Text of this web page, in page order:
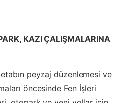
KAZI ÇALIŞMALARINA
peyzaj düzenlemesi ve
öncesinde Fen İşleri